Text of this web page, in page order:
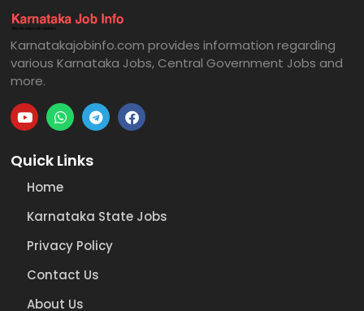
Karnatakajobinfo.com provides information regarding
various Karnataka Jobs, Central Government Jobs and
more.
Quick Links
Home
Karnataka State Jobs
Privacy Policy
Contact Us
About Us